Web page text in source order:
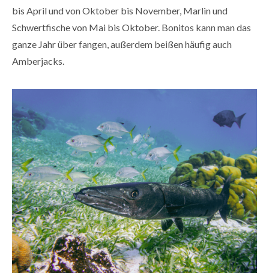
bis April und von Oktober bis November, Marlin und
Schwertfische von Mai bis Oktober. Bonitos kann man das
ganze Jahr über fangen, außerdem beißen häufig auch
Amberjacks.